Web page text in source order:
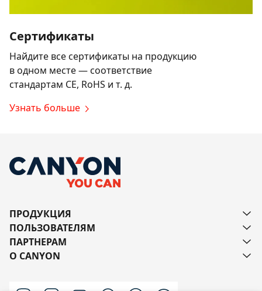
Сертификаты
Найдите все сертификаты на продукцию
в одном месте — соответствие
стандартам CE, RoHS и т. д.
Узнать больше
ПРОДУКЦИЯ
ПОЛЬЗОВАТЕЛЯМ
ПАРТНЕРАМ
О CANYON